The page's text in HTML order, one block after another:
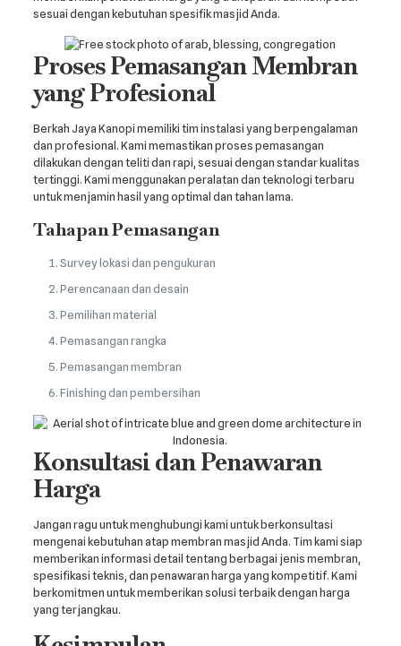
sesuai dengan kebutuhan spesifik masjid Anda.
Proses Pemasangan Membran
yang Profesional
Berkah Jaya Kanopi memiliki tim instalasi yang berpengalaman
dan profesional. Kami memastikan proses pemasangan
dilakukan dengan teliti dan rapi, sesuai dengan standar kualitas
tertinggi. Kami menggunakan peralatan dan teknologi terbaru
untuk menjamin hasil yang optimal dan tahan lama.
Tahapan Pemasangan
Survey lokasi dan pengukuran
Perencanaan dan desain
Pemilihan material
Pemasangan rangka
Pemasangan membran
Finishing dan pembersihan
Konsultasi dan Penawaran
Harga
Jangan ragu untuk menghubungi kami untuk berkonsultasi
mengenai kebutuhan atap membran masjid Anda. Tim kami siap
memberikan informasi detail tentang berbagai jenis membran,
spesifikasi teknis, dan penawaran harga yang kompetitif. Kami
berkomitmen untuk memberikan solusi terbaik dengan harga
yang terjangkau.